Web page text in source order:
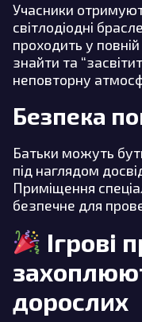
Учасники
світлодіодні
проходить у
знайти та
неповторну
Безпека
Батьки можуть
під наглядом
Приміщення
безпечне для
Ігрові
дорослих